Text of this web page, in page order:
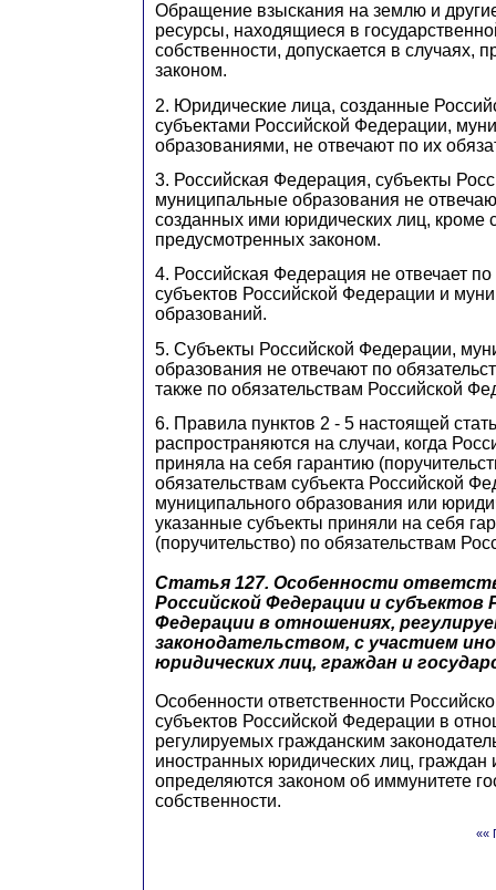
Обращение взыскания на землю и
ресурсы, находящиеся в
собственности, допускается в случаях,
законом.
2. Юридические лица, созданные
субъектами Российской Федерации,
образованиями, не отвечают по их
3. Российская Федерация, субъекты
муниципальные образования не
созданных ими юридических лиц, кроме
предусмотренных законом.
4. Российская Федерация не отвечает по
субъектов Российской Федерации и
образований.
5. Субъекты Российской Федерации,
образования не отвечают по
также по обязательствам Российской
6. Правила пунктов 2 - 5 настоящей
распространяются на случаи, когда
приняла на себя гарантию
обязательствам субъекта Российской
муниципального образования или
указанные субъекты приняли на себя
(поручительство) по обязательствам
Статья 127. Особенности
Российской Федерации и субъектов
Федерации в отношениях,
законодательством, с участием
юридических лиц, граждан и
Особенности ответственности
субъектов Российской Федерации в
регулируемых гражданским
иностранных юридических лиц, граждан
определяются законом об иммунитете
собственности.
««